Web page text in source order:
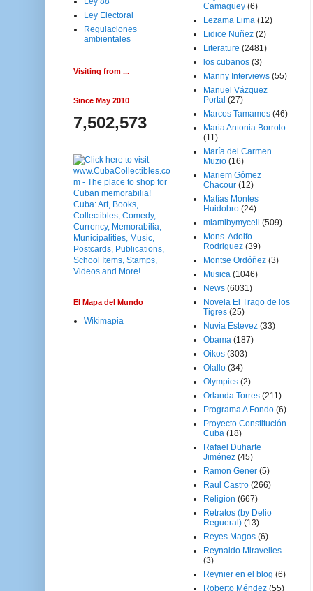
Ley Electoral
Regulaciones
ambientales
Visiting from ...
Since May 2010
7,502,573
El Mapa del Mundo
Wikimapia
Camagüey (6)
Lezama Lima (12)
Lidice Nuñez (2)
Literature (2481)
los cubanos (3)
Manny Interviews (55)
Manuel Vázquez
Portal (27)
Marcos Tamames (46)
Maria Antonia Borroto
(11)
María del Carmen
Muzio (16)
Mariem Gómez
Chacour (12)
Matías Montes
Huidobro (24)
miamibymycell
(509)
Mons. Adolfo
Rodriguez (39)
Montse Ordóñez (3)
Musica (1046)
News (6031)
Novela El Trago de los
Tigres (25)
Nuvia Estevez (33)
Obama (187)
Oikos (303)
Olallo (34)
Olympics (2)
Orlanda Torres (211)
Programa A Fondo (6)
Proyecto Constitución
Cuba (18)
Rafael Duharte
Jiménez (45)
Ramon Gener (5)
Raul Castro (266)
Religion (667)
Retratos (by Delio
Regueral) (13)
Reyes Magos (6)
Reynaldo Miravelles
(3)
Reynier en el blog (6)
Roberto Méndez (55)